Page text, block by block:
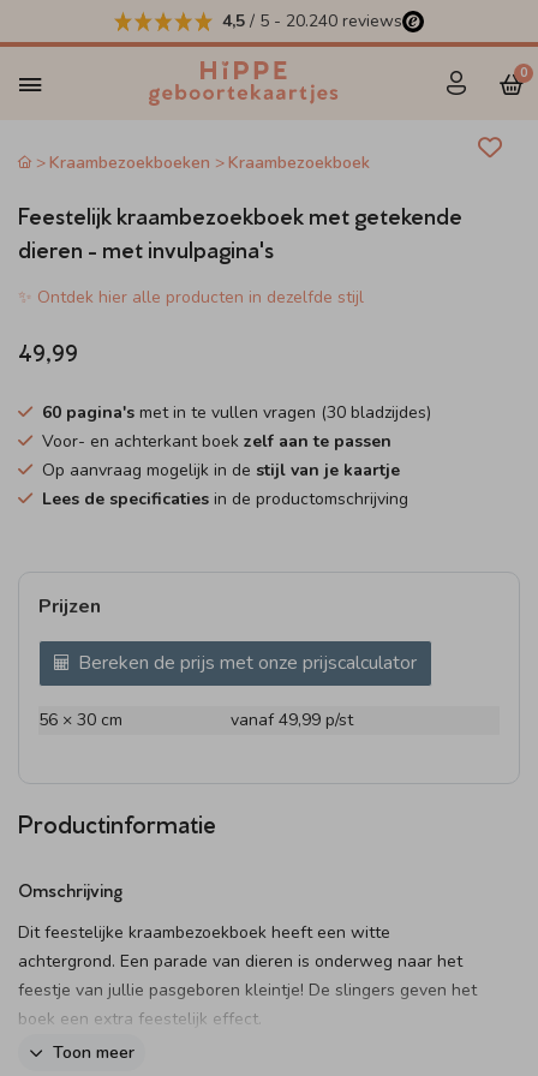
4,5 / 5 - 20.240 reviews
0
Kraambezoekboeken Kraambezoekboek
Feestelijk kraambezoekboek met getekende
dieren - met invulpagina's
✨ Ontdek hier alle producten in dezelfde stijl
49,99
60 pagina's met in te vullen vragen (30 bladzijdes)
Voor- en achterkant boek zelf aan te passen
Op aanvraag mogelijk in de stijl van je kaartje
Lees de specificaties in de productomschrijving
Prijzen
Bereken de prijs met onze prijscalculator
56 × 30 cm vanaf 49,99 p/st
Productinformatie
Omschrijving
Dit feestelijke kraambezoekboek heeft een witte
achtergrond. Een parade van dieren is onderweg naar het
feestje van jullie pasgeboren kleintje! De slingers geven het
boek een extra feestelijk effect.
Toon meer